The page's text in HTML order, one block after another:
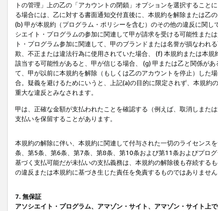
トの管理」上の乙の「アカウントの閉鎖」オプションを選択するこ
る場合には、乙に対する書面通知交付直後に、本規約を解除または乙
(b) 甲が本規約（プログラム・ポリシーを含む）のその他の違反に関
シエイト・プログラムの参加に関連して甲が請求を受ける可能性また
ト・プログラム参加に関連して、甲のブランドまたは名誉が損なわれ
欺、不正または違法行為に使用されていた場合、 (f) 本規約または本
該当する可能性があると、甲が信じる場合、 (g) 甲または乙と関係が
て、甲が以前に本規約を解除（もしくは乙のアカウントを停止）した
合。疑義を避けるためにいうと、上記(a)の目的に限定されず、本規
重大な違反とみなされます。
甲は、正確な金額が支払われたことを確認する（例えば、取消しまた
支払いを保留することがあります。
本規約の解除に伴い、本規約に関連して付与された一切のライセンス
条、第5条、第6条、第7条、第8条、第10条および第11条およびプロ
基づく支払可能だが未払いの支払義務は、本規約の解除後も存続する
の違反または本規約に基づき生じた責任を免責するものではありませ
7. 無保証
アソシエイト・プログラム、アマゾン・サイト、アマゾン・サイト上